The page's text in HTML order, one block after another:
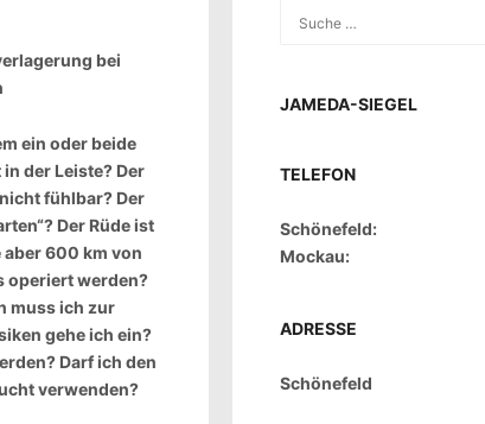
bei
ein oder beide
der Leiste? Der
fühlbar? Der
Der Rüde ist
aber 600 km von
operiert werden?
muss ich zur
gehe ich ein?
Darf ich den
verwenden?
JAMEDA-SIEGEL
TELEFON
Schönefeld:
Mockau:
ADRESSE
Schönefeld